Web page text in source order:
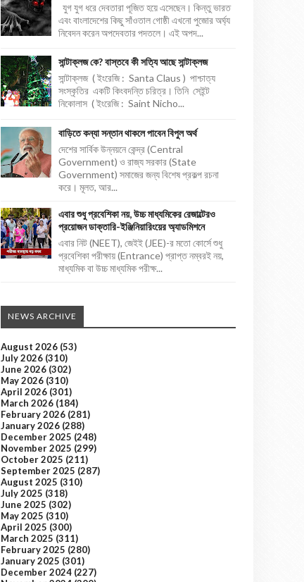
যুগ যুগ ধরে দেবতারা পূজিত হয়ে এসেছেন। কিন্তু ভারত
এবং বাংলাদেশের কিছু সাঁওতাল গোষ্ঠী এখনো পুজোর অর্ঘ্য
নিবেদন করেন অপদেবতার পদতলে। এই অপদ...
সান্টাক্লজ কে? বাস্তবে কী সত্যি আছে সান্টাক্লজ
সান্টাক্লজ ( ইংরেজি : Santa Claus ) পাশ্চাত্য
সংস্কৃতির একটি কিংবদন্তি চরিত্র। তিনি সেইন্ট
নিকোলাস ( ইংরেজি : Saint Nicho...
বাড়িতে কন্যা সন্তান থাকলে পাবেন বিপুল অর্থ
দেশের সার্বিক উন্নয়নে কেন্দ্র (Central
Government) ও রাজ্য সরকার (State
Government) সমাজের জন্য বিশেষ প্রকল্প রচনা
করে। মূলত, আর...
এবার শুধু প্রবেশিকা নয়, উচ্চ মাধ্যমিকের রেজাল্টেরও
প্রয়োজন ডাক্তারি-ইঞ্জিনিয়ারিংয়ের অ্যাডমিশনে
এবার নিট (NEET), জেইই (JEE)-র মতো কোর্সে শুধু
প্রবেশিকা পরীক্ষায় (Entrance) প্রাপ্ত নম্বরই নয়,
মাধ্যমিক বা উচ্চ মাধ্যমিক পরীক্ষ...
NEWS ARCHIVE
August 2026 (53)
July 2026 (310)
June 2026 (302)
May 2026 (310)
April 2026 (301)
March 2026 (184)
February 2026 (281)
January 2026 (288)
December 2025 (248)
November 2025 (299)
October 2025 (211)
September 2025 (287)
August 2025 (310)
July 2025 (318)
June 2025 (302)
May 2025 (310)
April 2025 (300)
March 2025 (311)
February 2025 (280)
January 2025 (301)
December 2024 (227)